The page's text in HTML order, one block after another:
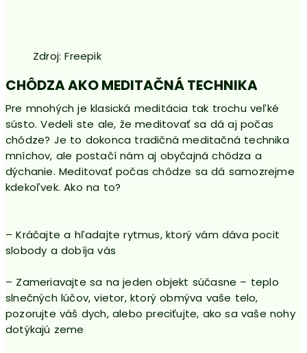
Zdroj: Freepik
CHÔDZA AKO MEDITAČNÁ TECHNIKA
Pre mnohých je klasická meditácia tak trochu veľké
sústo. Vedeli ste ale, že meditovať sa dá aj počas
chôdze? Je to dokonca tradičná meditačná technika
mníchov, ale postačí nám aj obyčajná chôdza a
dýchanie. Meditovať počas chôdze sa dá samozrejme
kdekoľvek. Ako na to?
– Kráčajte a hľadajte rytmus, ktorý vám dáva pocit
slobody a dobíja vás
– Zameriavajte sa na jeden objekt súčasne – teplo
slnečných lúčov, vietor, ktorý obmýva vaše telo,
pozorujte váš dych, alebo preciťujte, ako sa vaše nohy
dotýkajú zeme